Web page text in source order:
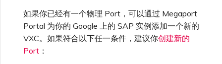
提供技术支持联系方式
连接到 Latitude.sh
了解位置信息
Megaport 上云即服务
停用 Port
配置 Q-in-Q
更改合约 VXC 的速率
终止 Megaport Internet 连
AWS 公共连接
AWS 加密选项
在 Google Cloud 上使用
SAP 有哪些优势？
DigitalOcean MCR 连接
Google MCR 连接
Palo Alto Networks
Versa SD-WAN
配置 MCR
使用数据包过滤
Megaport 网络中的 SSE 与
SASE
连接 MVE
终止 MVE
终止 MVE
终止 MVE
终止 MVE
将 MPLS 与 SDCI 集成
终止 MVE
终止 MVE
终止 MVE
终止 MVE
终止 MVE
管理 Megaport
Marketplace 个人资料
MCR 定价与合约条款
了解 Megaport 账单
客户现场服务
创建 VXC
更改 VXC 配置
Terraform 状态管理
导入现有生产服务
发送反馈
网络维护
如果你已经有一个物理 Port，可以通过 Megaport
Portal 为你的 Google 上的 SAP 实例添加一个新的
VXC。如果符合以下任一条件，建议你创建新的
Port ：